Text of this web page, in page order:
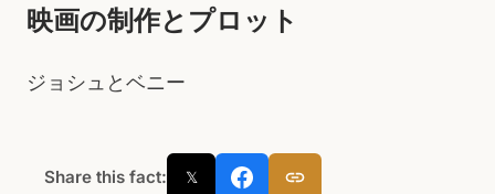
映画の制作とプロット
ジョシュとベニー
Share this fact: 𝕏